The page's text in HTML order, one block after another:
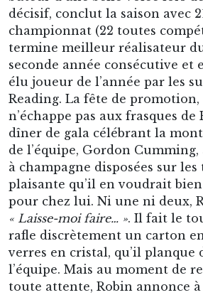
à champagne disposées sur les
plaisante qu’il en voudrait bien
pour chez lui. Ni une ni deux,
« Laisse-moi faire… ». Il fait le
rafle discrètement un carton
verres en cristal, qu’il planque
l’équipe. Mais au moment de
toute attente, Robin annonce
gardera finalement tout le
vraipiratedans l’âme jusqu’au